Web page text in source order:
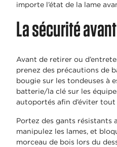
importe l’état de la lame
La sécurité
Avant de retirer ou
prenez des précautions de
bougie sur les tondeuses à
batterie/la clé sur les
autoportés afin d’éviter
Portez des gants résistants
manipulez les lames, et
morceau de bois lors du